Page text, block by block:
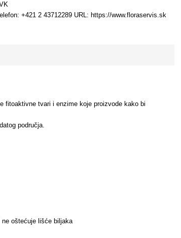
+421 2 43712289 URL: https://www.floraservis.sk
fitoaktivne tvari i enzime koje proizvode kako bi
područja.
oštećuje lišće biljaka